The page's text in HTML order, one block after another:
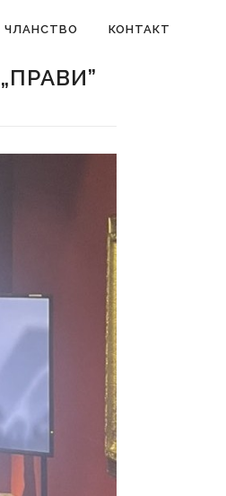
ЧЛАНСТВО КОНТАКТ